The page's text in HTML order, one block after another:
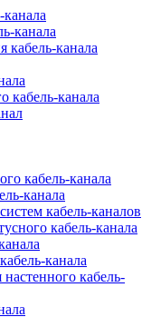
канала
кабель-канала
кабель-канала
кабель-канала
канала
кабель-каналов
кабель-канала
канала
настенного кабель-